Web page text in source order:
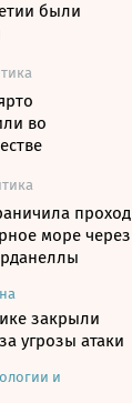
были
во
проход
море через
закрыли
угрозы атаки
и